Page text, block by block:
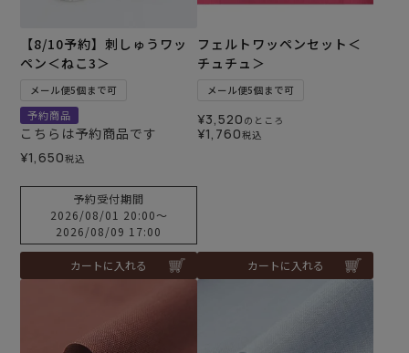
【8/10予約】刺しゅうワッ
ペン＜ねこ3＞
メール便5個まで可
予約商品
こちらは予約商品です
¥1,650税込
予約受付期間
2026/08/01 20:00〜
2026/08/09 17:00
カートに入れる
フェルトワッペンセット＜
チュチュ＞
メール便5個まで可
¥3,520 のところ
¥1,760税込
カートに入れる